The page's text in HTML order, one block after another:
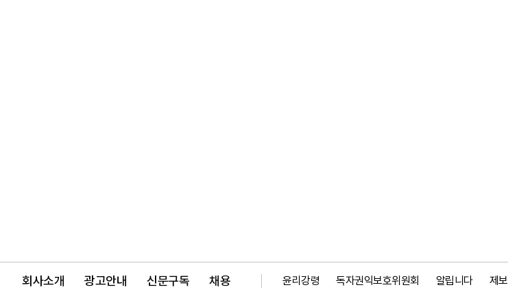
회사소개 광고안내 신문구독 채용 윤리강령 독자권익보호위원회 알립니다 제